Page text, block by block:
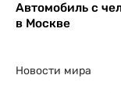
Автомобиль с
в Москве
Новости мира